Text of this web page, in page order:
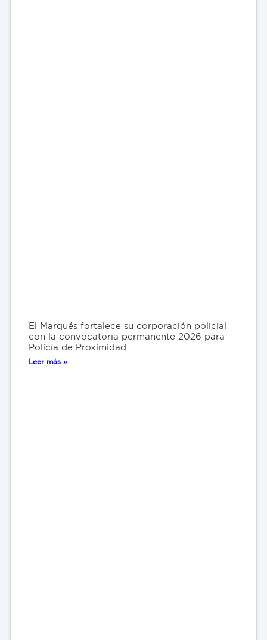
El Marqués fortalece su corporación policial
con la convocatoria permanente 2026 para
Policía de Proximidad
Leer más »